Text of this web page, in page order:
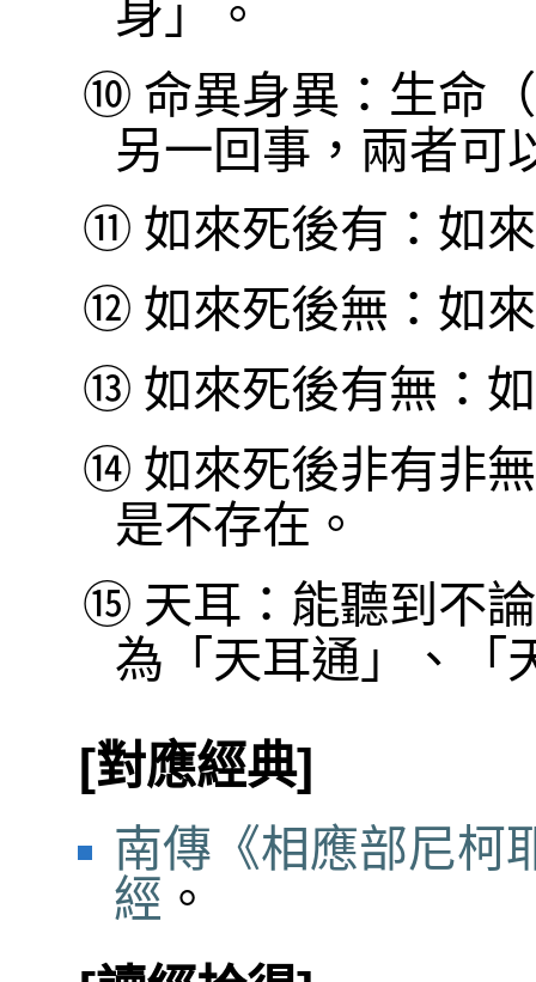
身」。
⑩ 命異身異：生命
另一回事，兩者可
⑪ 如來死後有：如
⑫ 如來死後無：如
⑬ 如來死後有無：
⑭ 如來死後非有非
是不存在。
⑮ 天耳：能聽到不
為「天耳通」、「
[對應經典]
南傳《相應部尼柯
經 。